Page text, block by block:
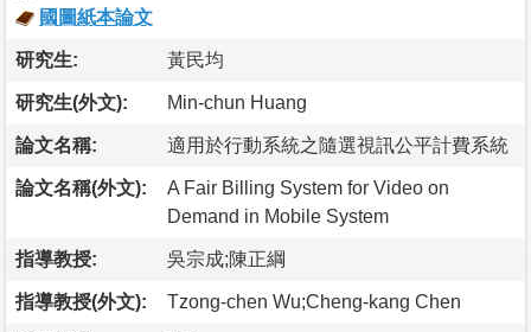
國圖紙本論文
研究生: 黃民均
研究生(外文): Min-chun Huang
論文名稱: 適用於行動系統之隨選視訊公平計費系統
論文名稱(外文):
A Fair Billing System for Video on
Demand in Mobile System
指導教授: 吳宗成;陳正綱
指導教授(外文): Tzong-chen Wu;Cheng-kang Chen